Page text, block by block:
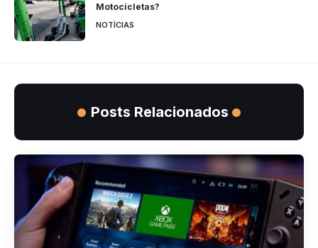
Motocicletas?
NOTÍCIAS
Posts Relacionados